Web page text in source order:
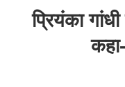
प्रियंका